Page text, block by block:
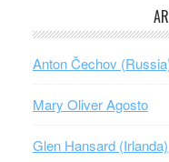
Anton Čechov
Mary Oliver Agosto
Glen Hansard (Irlanda)